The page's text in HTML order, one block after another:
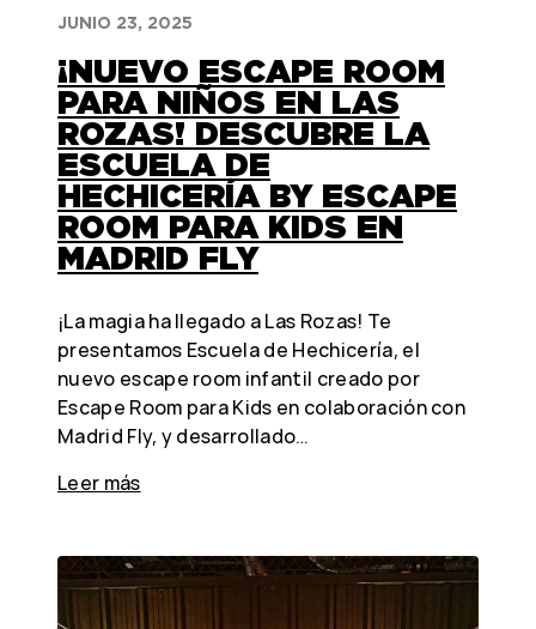
JUNIO 23, 2025
¡NUEVO ESCAPE ROOM
PARA NIÑOS EN LAS
ROZAS! DESCUBRE LA
ESCUELA DE
HECHICERÍA BY ESCAPE
ROOM PARA KIDS EN
MADRID FLY
¡La magia ha llegado a Las Rozas! Te
presentamos Escuela de Hechicería, el
nuevo escape room infantil creado por
Escape Room para Kids en colaboración con
Madrid Fly, y desarrollado…
Leer más